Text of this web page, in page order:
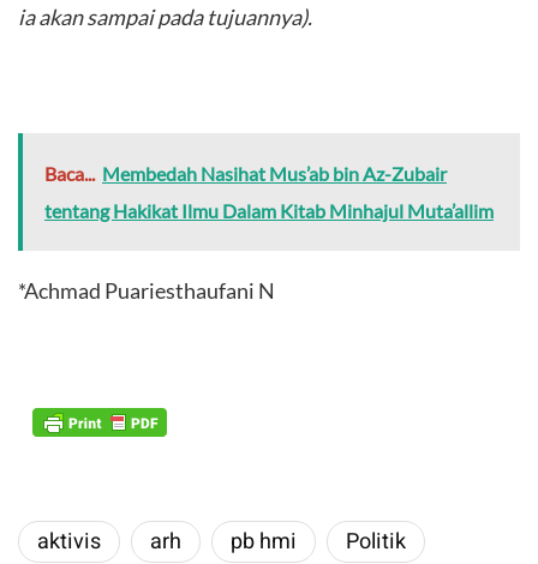
ia akan sampai pada tujuannya).
Baca... Membedah Nasihat Mus’ab bin Az-Zubair
tentang Hakikat Ilmu Dalam Kitab Minhajul Muta’allim
*Achmad Puariesthaufani N
aktivis arh pb hmi
Politik